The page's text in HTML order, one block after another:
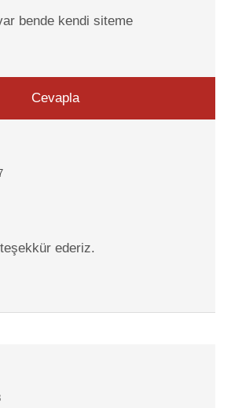
bende kendi siteme
Cevapla
ederiz.